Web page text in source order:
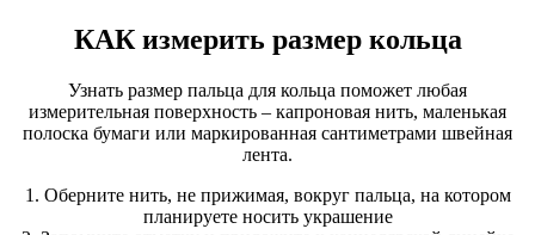
КАК измерить размер кольца
Узнать размер пальца для кольца поможет любая
измерительная поверхность – капроновая нить, маленькая
полоска бумаги или маркированная сантиметрами швейная
лента.
1. Оберните нить, не прижимая, вокруг пальца, на котором
планируете носить украшение